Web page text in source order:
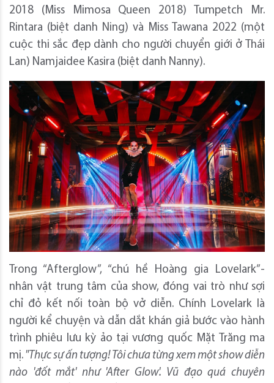
2018 (Miss Mimosa Queen 2018) Tumpetch Mr.
Rintara (biệt danh Ning) và Miss Tawana 2022 (một
cuộc thi sắc đẹp dành cho người chuyển giới ở Thái
Lan) Namjaidee Kasira (biệt danh Nanny).
Trong “Afterglow”, “chú hề Hoàng gia Lovelark”-
nhân vật trung tâm của show, đóng vai trò như sợi
chỉ đỏ kết nối toàn bộ vở diễn. Chính Lovelark là
người kể chuyện và dẫn dắt khán giả bước vào hành
trình phiêu lưu kỳ ảo tại vương quốc Mặt Trăng ma
mị. "Thực sự ấn tượng! Tôi chưa từng xem một show diễn
nào 'đốt mắt' như 'After Glow'. Vũ đạo quá chuyên